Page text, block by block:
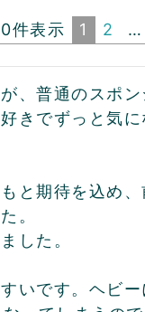
件表示 1 2 …
、普通のスポ
きでずっと気に
と期待を込め、
。
した。
いです。ヘビー